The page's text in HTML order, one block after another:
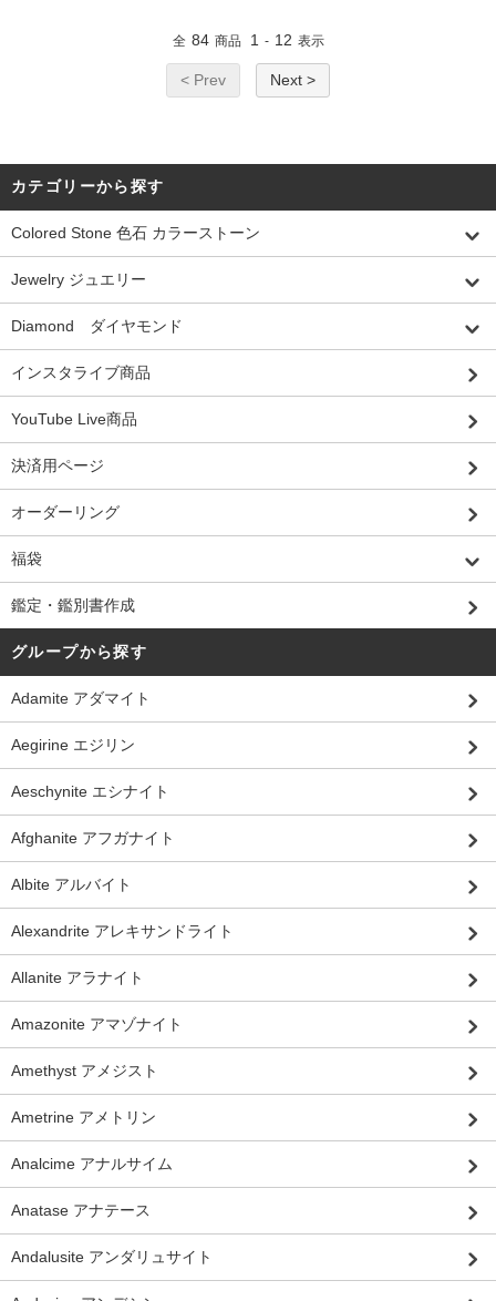
全 84 商品 1 - 12 表示
< Prev Next >
カテゴリーから探す
Colored Stone 色石 カラーストーン
Jewelry ジュエリー
Diamond ダイヤモンド
インスタライブ商品
YouTube Live商品
決済用ページ
オーダーリング
福袋
鑑定・鑑別書作成
グループから探す
Adamite アダマイト
Aegirine エジリン
Aeschynite エシナイト
Afghanite アフガナイト
Albite アルバイト
Alexandrite アレキサンドライト
Allanite アラナイト
Amazonite アマゾナイト
Amethyst アメジスト
Ametrine アメトリン
Analcime アナルサイム
Anatase アナテース
Andalusite アンダリュサイト